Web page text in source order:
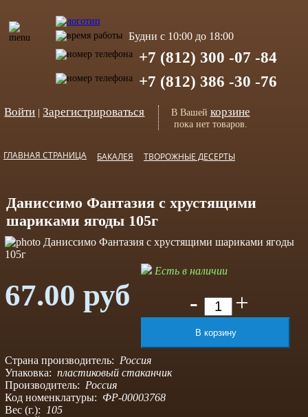
Будни с 10:00 до 18:00
+7 (812) 300 -07 -84
+7 (812) 386 -30 -76
Войти |Зарегистрироваться В Вашей корзине
пока нет товаров.
ГЛАВНАЯ СТРАНИЦА БАКАЛЕЯ ТВОРОЖНЫЕ ДЕСЕРТЫ
Даниссимо Фантазия с хрустящими
шариками ягоды 105г
67.00 руб
Есть в наличии
- +
Страна производитель: Россия
Упаковка: пластиковый стаканчик
Производитель: Россия
Код номенклатуры: ФР-00003768
Вес (г.):
105